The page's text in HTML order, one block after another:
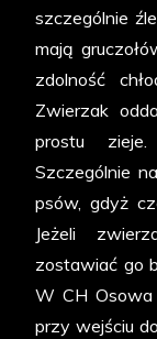
szczególnie
mają
zdolność
Zwierzak
prostu
Szczególnie
psów, gdyż
Jeżeli
zostawiać go
W CH Osowa
przy wejściu